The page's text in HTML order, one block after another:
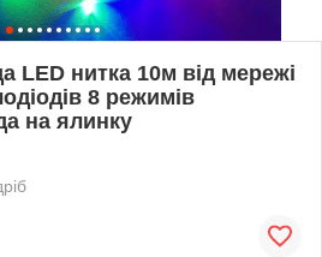
LED нитка 10м від мережі
8 режимів
на ялинку